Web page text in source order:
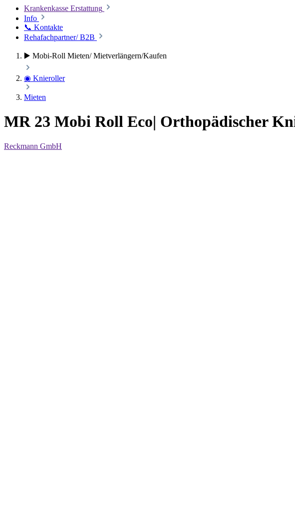
Krankenkasse Erstattung
Info
📞 Kontakte
Rehafachpartner/ B2B
▶️ Mobi-Roll Mieten/ Mietverlängern/Kaufen
◉ Knieroller
Mieten
MR 23 Mobi Roll Eco| Orthopädischer
Reckmann GmbH